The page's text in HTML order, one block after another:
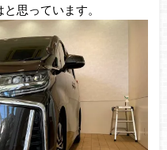
思っています。